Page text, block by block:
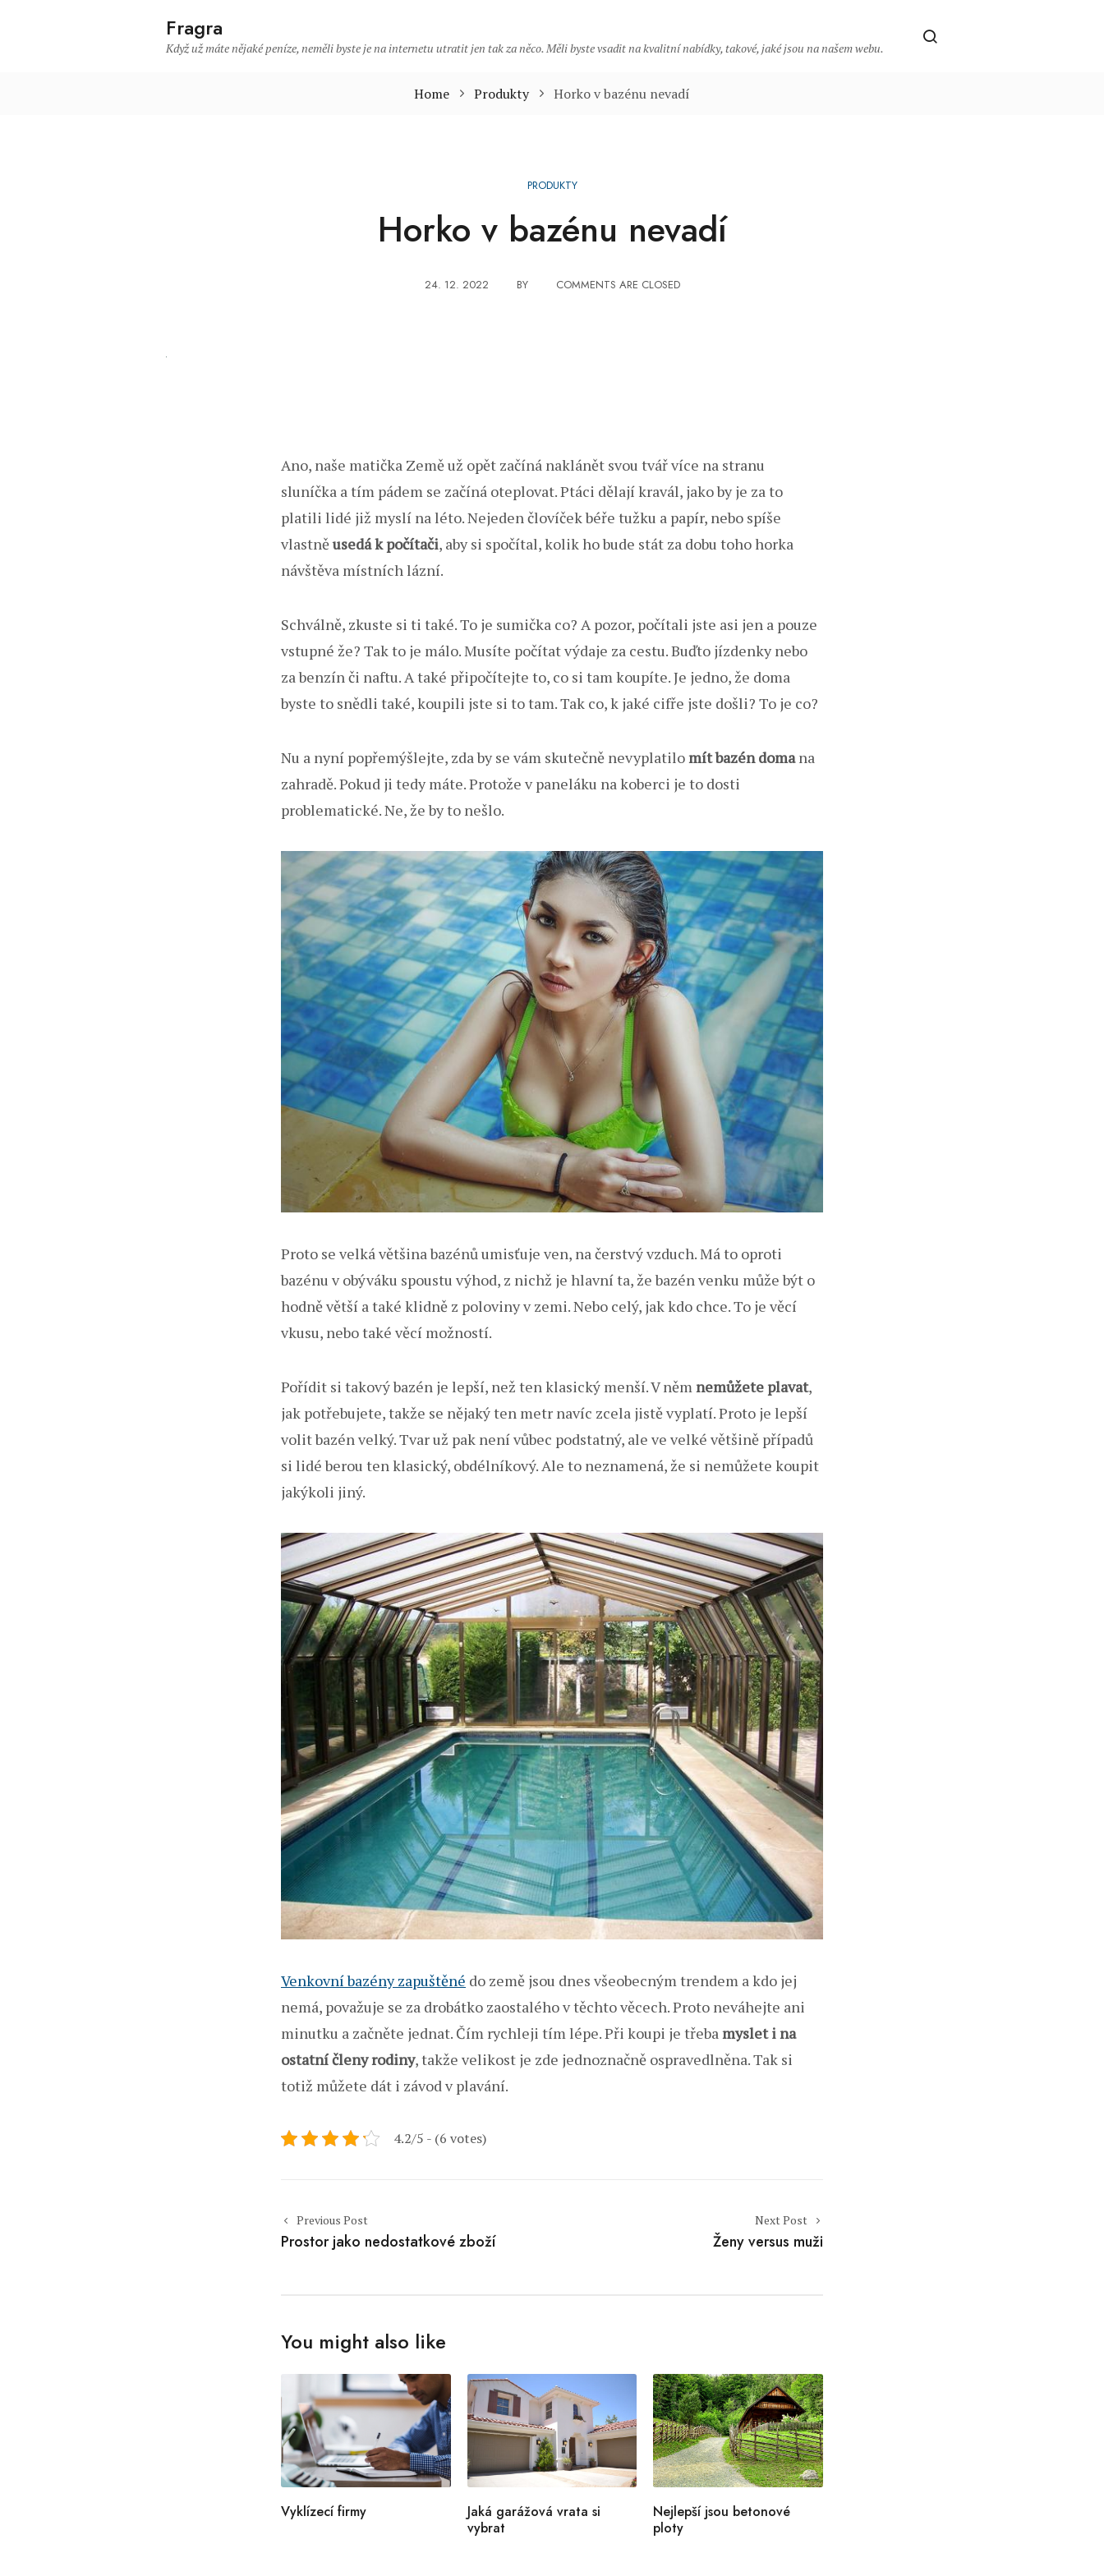
Fragra
Když už máte nějaké peníze, neměli byste je na internetu utratit jen tak za něco. Měli byste vsadit na kvalitní nabídky, takové, jaké jsou na našem webu.
Home Produkty Horko v bazénu nevadí
PRODUKTY
Horko v bazénu nevadí
24. 12. 2022 BY COMMENTS ARE CLOSED
Ano, naše matička Země už opět začíná naklánět svou tvář více na stranu
sluníčka a tím pádem se začíná oteplovat. Ptáci dělají kravál, jako by je za to
platili lidé již myslí na léto. Nejeden človíček béře tužku a papír, nebo spíše
vlastněusedá k počítači, aby si spočítal, kolik ho bude stát za dobu toho horka
návštěva místních lázní.
Schválně, zkuste si ti také. To je sumička co? A pozor, počítali jste asi jen a pouze
vstupné že? Tak to je málo. Musíte počítat výdaje za cestu. Buďto jízdenky nebo
za benzín či naftu. A také připočítejte to, co si tam koupíte. Je jedno, že doma
byste to snědli také, koupili jste si to tam. Tak co, k jaké cifře jste došli? To je co?
Nu a nyní popřemýšlejte, zda by se vám skutečně nevyplatilomít bazén domana
zahradě. Pokud ji tedy máte. Protože v paneláku na koberci je to dosti
problematické. Ne, že by to nešlo.
Proto se velká většina bazénů umisťuje ven, na čerstvý vzduch. Má to oproti
bazénu v obýváku spoustu výhod, z nichž je hlavní ta, že bazén venku může být o
hodně větší a také klidně z poloviny v zemi. Nebo celý, jak kdo chce. To je věcí
vkusu, nebo také věcí možností.
Pořídit si takový bazén je lepší, než ten klasický menší. V němnemůžete plavat,
jak potřebujete, takže se nějaký ten metr navíc zcela jistě vyplatí. Proto je lepší
volit bazén velký. Tvar už pak není vůbec podstatný, ale ve velké většině případů
si lidé berou ten klasický, obdélníkový. Ale to neznamená, že si nemůžete koupit
jakýkoli jiný.
Venkovní bazény zapuštěné do země jsou dnes všeobecným trendem a kdo jej
nemá, považuje se za drobátko zaostalého v těchto věcech. Proto neváhejte ani
minutku a začněte jednat. Čím rychleji tím lépe. Při koupi je třeba myslet i na
ostatní členy rodiny, takže velikost je zde jednoznačně ospravedlněna. Tak si
totiž můžete dát i závod v plavání.
4.2/5 - (6 votes)
Post navigation
Previous Post
Prostor jako nedostatkové zboží
Next Post
Ženy versus muži
You might also like
Vyklízecí firmy
Jaká garážová vrata si
vybrat
Nejlepší jsou betonové
ploty